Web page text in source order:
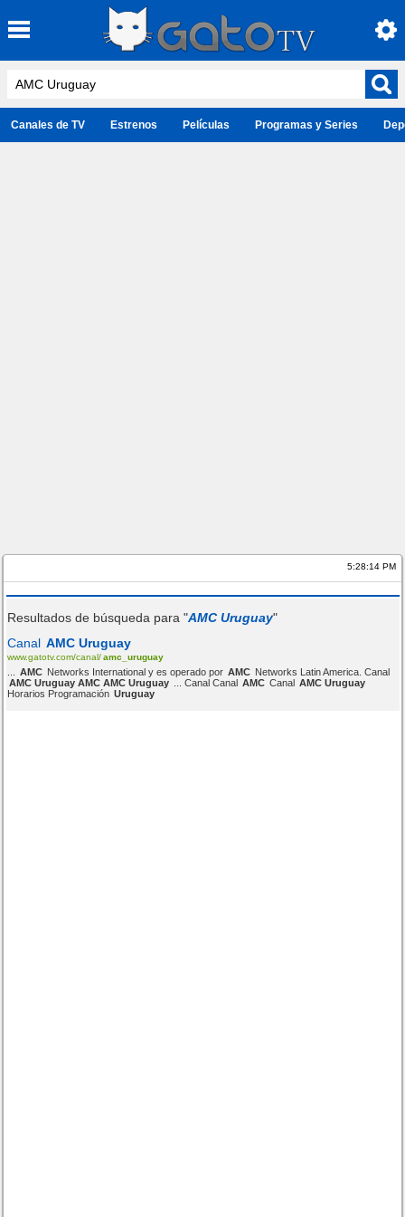
Canales de TV Estrenos Películas Programas y Series
5:28:14 PM
Resultados de búsqueda para "AMC Uruguay"
Canal AMC Uruguay
www.gatotv.com/canal/ amc_uruguay
AMC Networks International y es operado por AMC Networks Latin America. Canal
AMC Uruguay AMC AMC Uruguay
... Canal Canal AMC Canal AMC Uruguay
Horarios Programación Uruguay